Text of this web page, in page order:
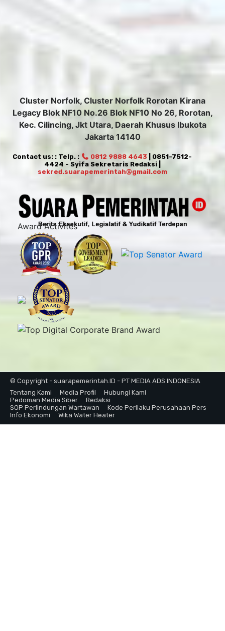
Cluster Norfolk, Cluster Norfolk Rorotan Kirana
Legacy Blok NF10 No.26 Blok NF10 No 26, Rorotan,
Kec. Cilincing, Jkt Utara, Daerah Khusus Ibukota
Jakarta 14140
Contact us: : Telp. : 0812 9888 4643 | 0851-7512-
4424 - Syifa Sekretaris Redaksi |
sekred.suarapemerintah@gmail.com
Award Activites
© Copyright - suarapemerintah.ID - PT MEDIA ADS INDONESIA
Tentang Kami
Media Profil
Hubungi Kami
Pedoman Media Siber
Redaksi
SOP Perlindungan Wartawan
Kode Perilaku Perusahaan Pers
Info Ekonomi
Wika Water Heater